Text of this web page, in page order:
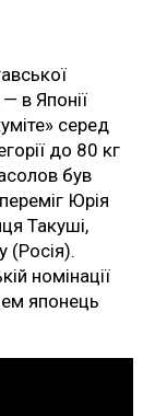
в Японії
серед
до 80 кг
був
Юрія
Такуші,
(Росія).
номінації
японець